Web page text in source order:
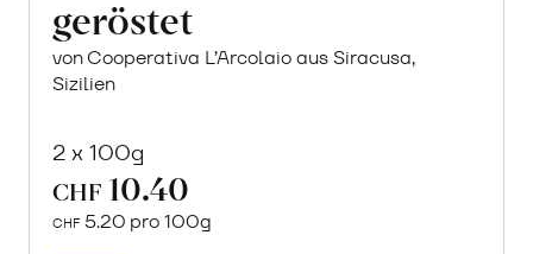
geröstet
von Cooperativa L’Arcolaio aus Siracusa,
Sizilien
2 x 100g
CHF 10.40
CHF 5.20 pro 100g